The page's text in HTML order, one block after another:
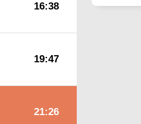
16:38
19:47
21:26